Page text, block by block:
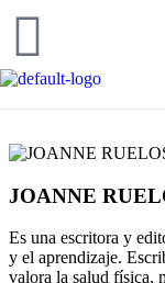
JOANNE
Es una escritora y
y el aprendizaje.
valora la salud física,